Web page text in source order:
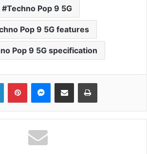
Techno Pop 9 5G
Pop 9 5G features
Pop 9 5G specification
LinkedInPinterestMessenger
Share via Email Print